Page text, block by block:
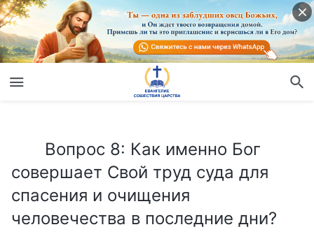
Вопрос 8: Как именно Бог
совершает Свой труд суда для
спасения и очищения
человечества в последние дни?